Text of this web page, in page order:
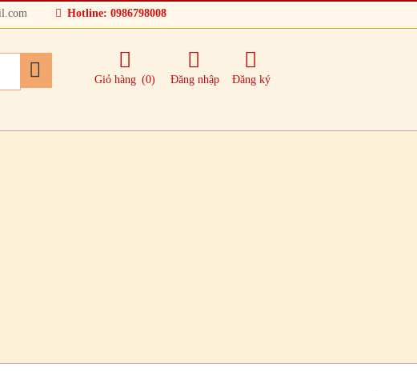
Hotline: 0986798008
Giỏ hàng (0) Đăng nhập Đăng ký